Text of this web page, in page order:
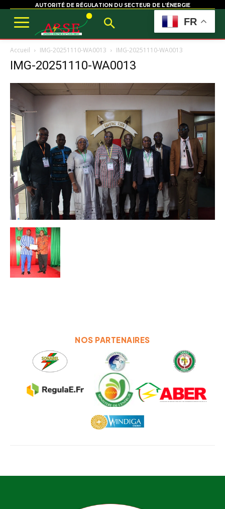
AUTORITÉ DE RÉGULATION DU SECTEUR DE L’ÉNERGIE
Accueil IMG-20251110-WA0013 IMG-20251110-WA0013
IMG-20251110-WA0013
NOS PARTENAIRES
FR